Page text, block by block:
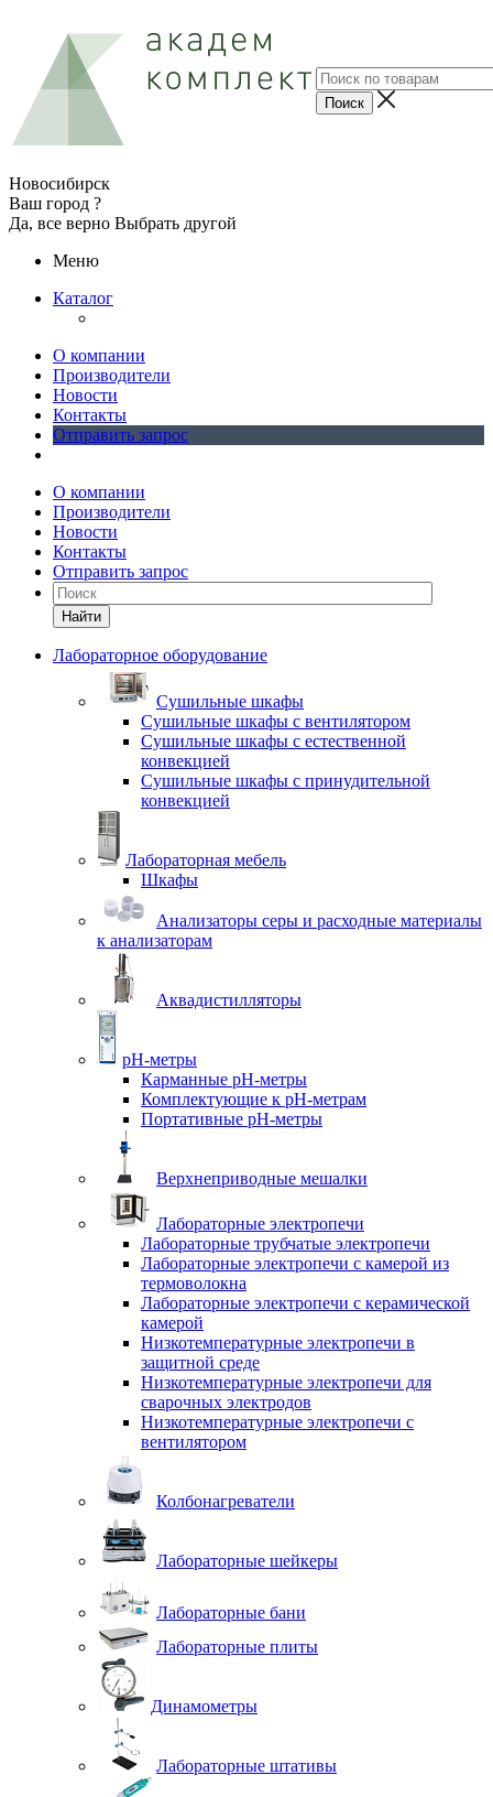
Новосибирск
Ваш город ?
Да, все верно Выбрать другой
Меню
Каталог
О компании
Производители
Новости
Контакты
Отправить запрос
О компании
Производители
Новости
Контакты
Отправить запрос
Найти
Лабораторное оборудование
Cушильные шкафы
Сушильные шкафы с вентилятором
Сушильные шкафы с естественной
конвекцией
Сушильные шкафы с принудительной
конвекцией
Лабораторная мебель
Шкафы
Анализаторы серы и расходные материалы
к анализаторам
Аквадистилляторы
pH-метры
Карманные pH-метры
Комплектующие к pH-метрам
Портативные pH-метры
Верхнеприводные мешалки
Лабораторные электропечи
Лабораторные трубчатые электропечи
Лабораторные электропечи с камерой из
термоволокна
Лабораторные электропечи с керамической
камерой
Низкотемпературные электропечи в
защитной среде
Низкотемпературные электропечи для
cварочных электродов
Низкотемпературные электропечи с
вентилятором
Колбонагреватели
Лабораторные шейкеры
Лабораторные бани
Лабораторные плиты
Динамометры
Лабораторные штативы